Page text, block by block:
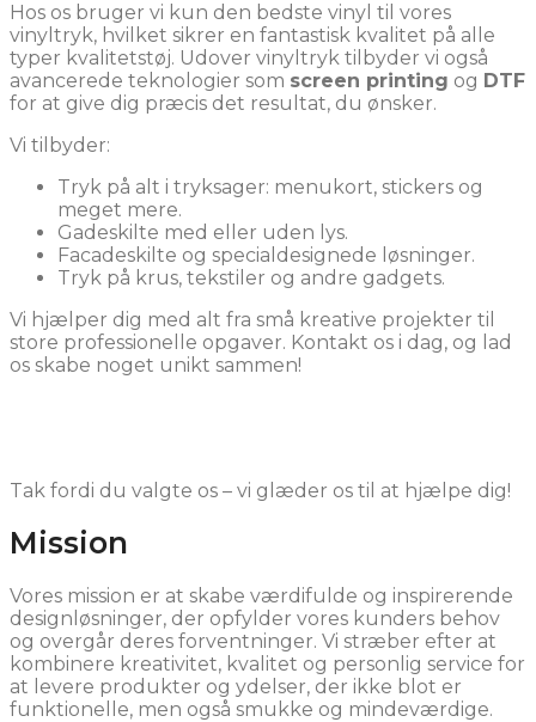
Hos os bruger vi kun den bedste vinyl til vores
vinyltryk, hvilket sikrer en fantastisk kvalitet på alle
typer kvalitetstøj. Udover vinyltryk tilbyder vi også
avancerede teknologier som screen printing og DTF
for at give dig præcis det resultat, du ønsker.
Vi tilbyder:
Tryk på alt i tryksager: menukort, stickers og
meget mere.
Gadeskilte med eller uden lys.
Facadeskilte og specialdesignede løsninger.
Tryk på krus, tekstiler og andre gadgets.
Vi hjælper dig med alt fra små kreative projekter til
store professionelle opgaver. Kontakt os i dag, og lad
os skabe noget unikt sammen!
Tak fordi du valgte os – vi glæder os til at hjælpe dig!
Mission
Vores mission er at skabe værdifulde og inspirerende
designløsninger, der opfylder vores kunders behov
og overgår deres forventninger. Vi stræber efter at
kombinere kreativitet, kvalitet og personlig service for
at levere produkter og ydelser, der ikke blot er
funktionelle, men også smukke og mindeværdige.